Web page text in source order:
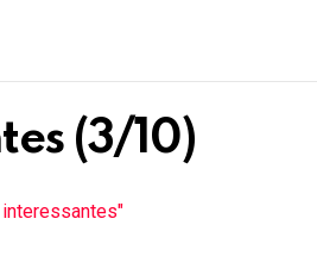
(3/10)